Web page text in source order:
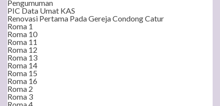
Pengumuman
PIC Data Umat KAS
Renovasi Pertama Pada Gereja Condong Catur
Roma 1
Roma 10
Roma 11
Roma 12
Roma 13
Roma 14
Roma 15
Roma 16
Roma 2
Roma 3